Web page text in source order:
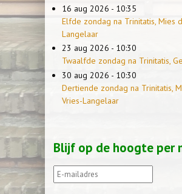
16 aug 2026 - 10:35
Elfde zondag na Trinitatis, Mies
Langelaar
23 aug 2026 - 10:30
Twaalfde zondag na Trinitatis,
30 aug 2026 - 10:30
Dertiende zondag na Trinitatis,
Vries-Langelaar
Blijf op de hoogte per